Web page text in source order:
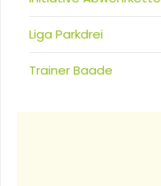
Liga Parkdrei
Trainer Baade